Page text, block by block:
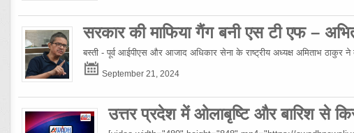
सरकार की माफिया गैंग बनी एस टी एफ –
बस्ती - पूर्व आईपीएस और आजाद अधिकार सेना के राष्ट्रीय अध्यक्ष अमिताभ ठाकुर ने
September 21, 2024
उत्तर प्रदेश में ओलाबृष्टि और बारिश से